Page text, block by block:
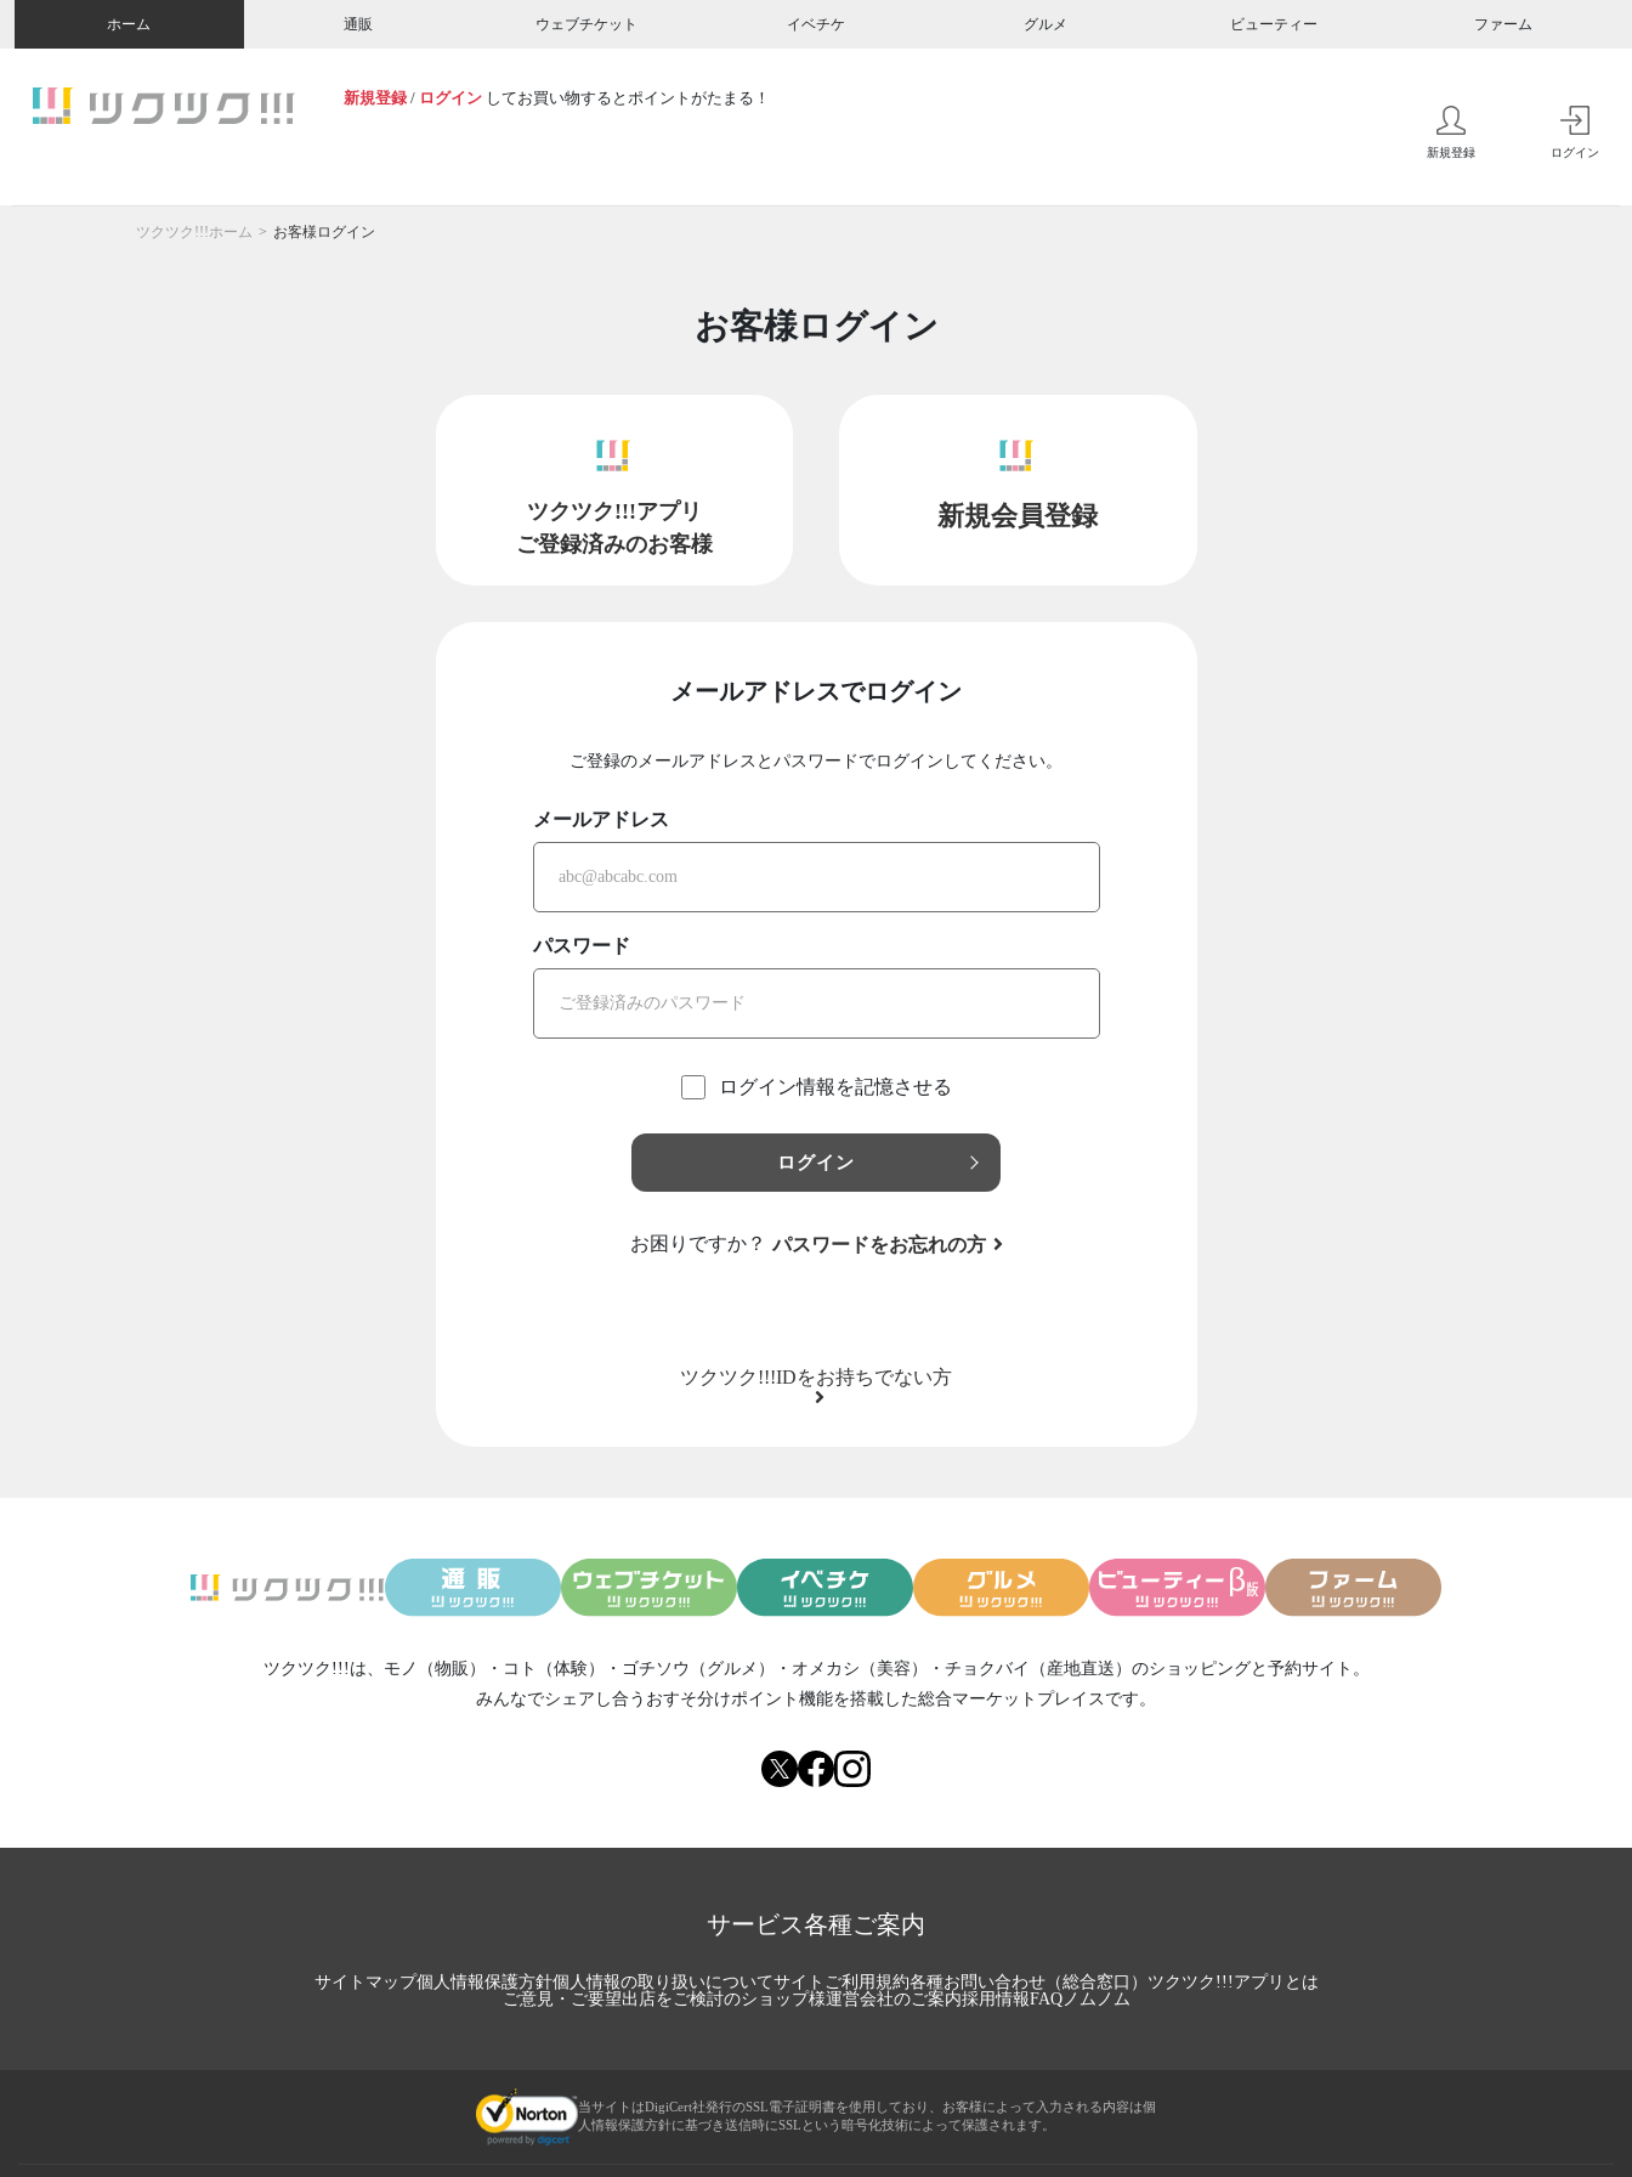
ホーム 通販 ウェブチケット イベチケ グルメ ビューティー ファーム
新規登録 / ログイン してお買い物するとポイントがたまる！
新規登録 ログイン
ツクツク!!!ホーム お客様ログイン
お客様ログイン
ツクツク!!!アプリ
ご登録済みのお客様
新規会員登録
メールアドレスでログイン
ご登録のメールアドレスとパスワードでログインしてください。
メールアドレス
パスワード
ログイン情報を記憶させる
ログイン
お困りですか？ パスワードをお忘れの方
ツクツク!!!IDをお持ちでない方
ツクツク!!!は、 モノ（物販） ・ コト（体験） ・ ゴチソウ（グルメ） ・ オメカシ（美容） ・ チョクバイ（産地直送） のショッピングと予約サイト。
みんなでシェアし合う おすそ分けポイント機能を搭載した総合マーケットプレイスです。
サービス各種ご案内
サイトマップ個人情報保護方針個人情報の取り扱いについてサイトご利用規約各種お問い合わせ（総合窓口） ツクツク!!!アプリとは
ご意見・ご要望出店をご検討のショップ様運営会社のご案内採用情報FAQノムノム
当サイトはDigiCert社発行のSSL電子証明書を使用しており、お客様によって入力される内容は個
人情報保護方針に基づき送信時にSSLという暗号化技術によって保護されます。